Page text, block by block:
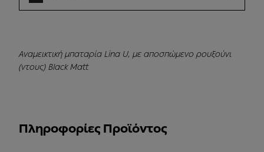
Αναμεικτική μπαταρία Lina U, με αποσπώμενο ρουξούνι
(ντους) Black Matt
Πληροφορίες Προϊόντος